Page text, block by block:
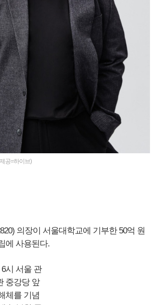
공=하이브)
의장이 서울대학교에 기부한 50억 원
에 사용된다.
시 서울 관
중강당 앞
체를 기념